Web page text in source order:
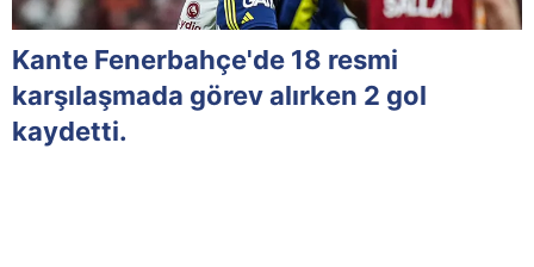
Kante Fenerbahçe'de 18 resmi
karşılaşmada görev alırken 2 gol
kaydetti.